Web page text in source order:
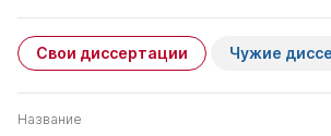
Свои диссертации Чужие
Название